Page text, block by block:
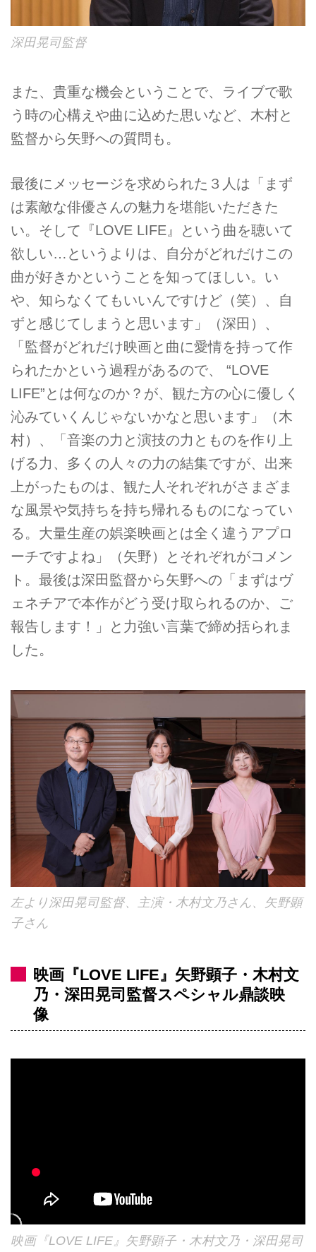
深田晃司監督
また、貴重な機会ということで、ライブで歌
う時の心構えや曲に込めた思いなど、木村と
監督から矢野への質問も。
最後にメッセージを求められた３人は「まず
は素敵な俳優さんの魅力を堪能いただきた
い。そして『LOVE LIFE』という曲を聴いて
欲しい…というよりは、自分がどれだけこの
曲が好きかということを知ってほしい。い
や、知らなくてもいいんですけど（笑）、自
ずと感じてしまうと思います」（深田）、
「監督がどれだけ映画と曲に愛情を持って作
られたかという過程があるので、 “LOVE
LIFE”とは何なのか？が、観た方の心に優しく
沁みていくんじゃないかなと思います」（木
村）、「音楽の力と演技の力とものを作り上
げる力、多くの人々の力の結集ですが、出来
上がったものは、観た人それぞれがさまざま
な風景や気持ちを持ち帰れるものになってい
る。大量生産の娯楽映画とは全く違うアプロ
ーチですよね」（矢野）とそれぞれがコメン
ト。最後は深田監督から矢野への「まずはヴ
ェネチアで本作がどう受け取られるのか、ご
報告します！」と力強い言葉で締め括られま
した。
左より深田晃司監督、主演・木村文乃さん、矢野顕
子さん
映画『LOVE LIFE』矢野顕子・木村文
乃・深田晃司監督スペシャル鼎談映
像
映画『LOVE LIFE』矢野顕子・木村文乃・深田晃司